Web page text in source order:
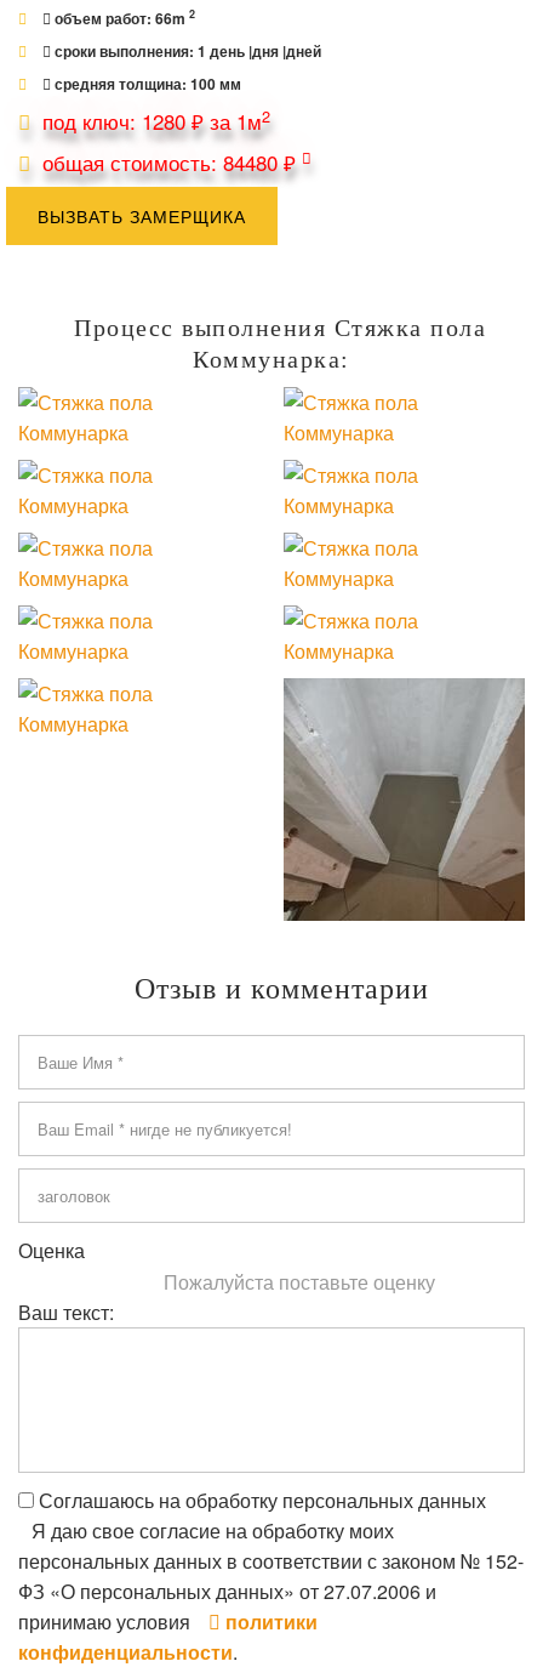
объем работ: 66m 2
сроки выполнения: 1 день |дня |дней
средняя толщина: 100мм
под ключ: 1280 ₽ за 1м2
общая стоимость: 84480 ₽
ВЫЗВАТЬ ЗАМЕРЩИКА
Процесс выполнения Стяжка пола
Коммунарка:
Отзыв и комментарии
Оценка
Пожалуйста поставьте оценку
Ваш текст:
Соглашаюсь на обработку персональных данных
Я даю свое согласие на обработку моих
персональных данных в соответствии с законом № 152-
ФЗ «О персональных данных» от 27.07.2006 и
принимаю условия
политики
конфиденциальности.